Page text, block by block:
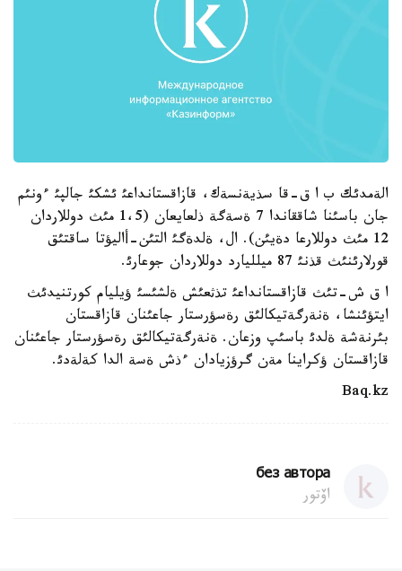
الةمدئك ب ا ق-قا سذيةنسةك، قازاقستانداعئ ئشكئ جالپئ ءونئم
جان باسئنا شاققاندا 7 ةسةگة ذلعايعان (1،5 مئث دوللاردان
12 مئث دوللارعا دةيئن). ال، ةلدةگئ التئن-أاليؤتا ساقتئق
قورلارئنئث قذنئ 87 ميلليارد دوللاردان جوعارئ.
ا ق ش-تئث قازاقستانداعئ تذثعئش ةلشئسئ ؤيليام كورتنيدئث
ايتؤئنشا، ةنةرگةتيكالئق رةسؤرستار جاعئنان قازاقستان
بئرنةشة ةلدئ باسئپ وزعان. ةنةرگةتيكالئق رةسؤرستار جاعئنان
قازاقستان ؤكراينا مةن گرؤزيادان ءذش ةسة الدا كةلةدئ.
Baq.kz
без автора
اۆتور